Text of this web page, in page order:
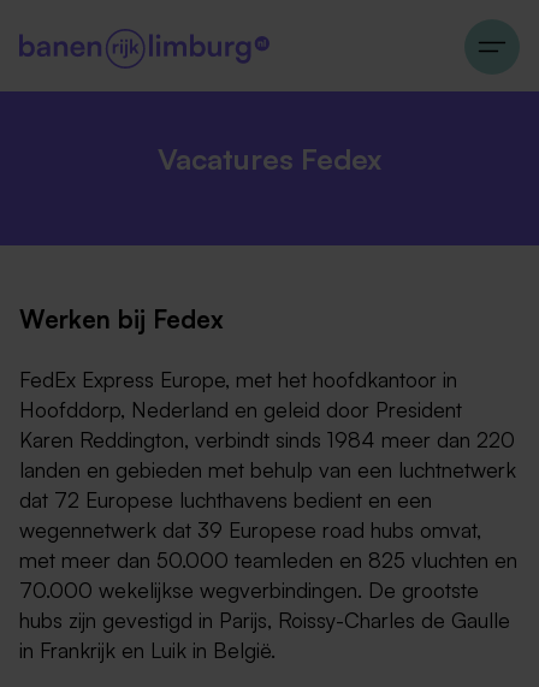
Vacatures Fedex
Werken bij Fedex
FedEx Express Europe, met het hoofdkantoor in
Hoofddorp, Nederland en geleid door President
Karen Reddington, verbindt sinds 1984 meer dan 220
landen en gebieden met behulp van een luchtnetwerk
dat 72 Europese luchthavens bedient en een
wegennetwerk dat 39 Europese road hubs omvat,
met meer dan 50.000 teamleden en 825 vluchten en
70.000 wekelijkse wegverbindingen. De grootste
hubs zijn gevestigd in Parijs, Roissy-Charles de Gaulle
in Frankrijk en Luik in België.